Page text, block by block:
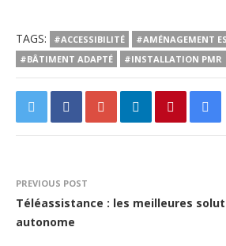
TAGS: #ACCESSIBILITÉ
#AMÉNAGEMENT
#BÂTIMENT ADAPTÉ
#INSTALLATION PMR
PREVIOUS POST
Téléassistance : les meilleures
autonome